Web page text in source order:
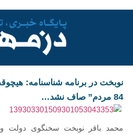
نوبخت در برنامه شناسنامه:
84 مردم” صاف نشد…
محمد باقر نوبخت سخنگوی دولت و